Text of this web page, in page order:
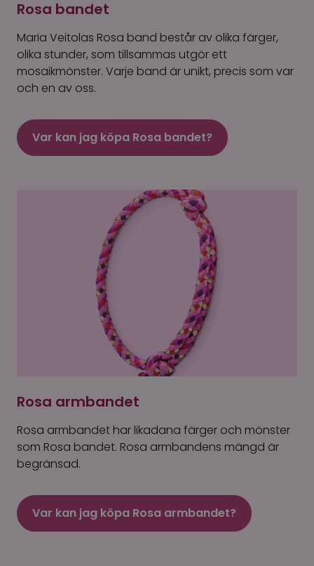
Rosa bandet
Maria Veitolas Rosa band består av olika färger,
olika stunder, som tillsammas utgör ett
mosaikmönster. Varje band är unikt, precis som var
och en av oss.
Var kan jag köpa Rosa bandet?
Rosa armbandet
Rosa armbandet har likadana färger och mönster
som Rosa bandet. Rosa armbandens mängd är
begränsad.
Var kan jag köpa Rosa armbandet?